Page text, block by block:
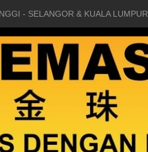
- SELANGOR & KUALA LUMPUR